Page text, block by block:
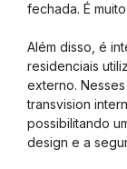
fechada. É
Além disso, é
residenciais
externo.
transvision
possibilitando
design e a